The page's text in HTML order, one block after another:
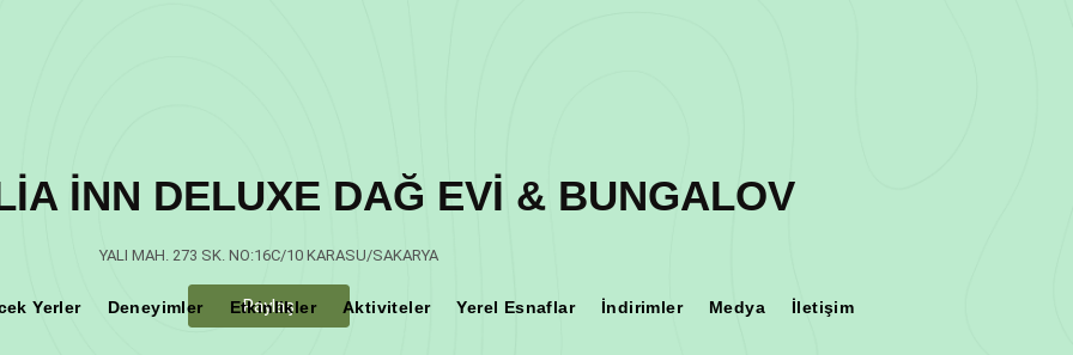
Yerler Deneyimler Etkinlikler Aktiviteler Yerel Esnaflar İndirimler Medya İletişim
İNN DELUXE DAĞ EVİ & BUNGALOV
YALI MAH. 273 SK. NO:16C/10 KARASU/SAKARYA
Paylaş
Teşekkür Ederiz